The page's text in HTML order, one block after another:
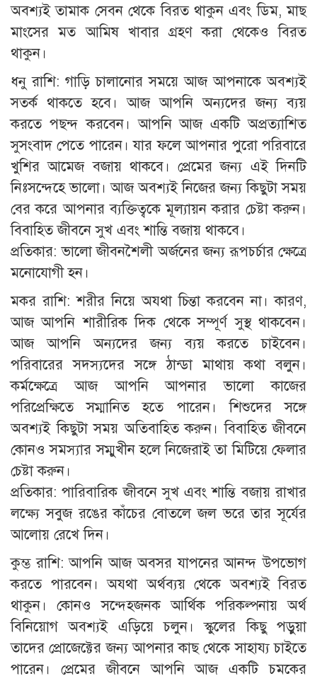
অবশ্যই তামাক সেবন থেকে বিরত থাকুন এবং ডিম, মাছ
মাংসের মত আমিষ খাবার গ্রহণ করা থেকেও বিরত
থাকুন।
ধনু রাশি: গাড়ি চালানোর সময়ে আজ আপনাকে অবশ্যই
সতর্ক থাকতে হবে। আজ আপনি অন্যদের জন্য ব্যয়
করতে পছন্দ করবেন। আপনি আজ একটি অপ্রত্যাশিত
সুসংবাদ পেতে পারেন। যার ফলে আপনার পুরো পরিবারে
খুশির আমেজ বজায় থাকবে। প্রেমের জন্য এই দিনটি
নিঃসন্দেহে ভালো। আজ অবশ্যই নিজের জন্য কিছুটা সময়
বের করে আপনার ব্যক্তিত্বকে মূল্যায়ন করার চেষ্টা করুন।
বিবাহিত জীবনে সুখ এবং শান্তি বজায় থাকবে।
প্রতিকার: ভালো জীবনশৈলী অর্জনের জন্য রূপচর্চার ক্ষেত্রে
মনোযোগী হন।
মকর রাশি: শরীর নিয়ে অযথা চিন্তা করবেন না। কারণ,
আজ আপনি শারীরিক দিক থেকে সম্পূর্ণ সুস্থ থাকবেন।
আজ আপনি অন্যদের জন্য ব্যয় করতে চাইবেন।
পরিবারের সদস্যদের সঙ্গে ঠান্ডা মাথায় কথা বলুন।
কর্মক্ষেত্রে আজ আপনি আপনার ভালো কাজের
পরিপ্রেক্ষিতে সম্মানিত হতে পারেন। শিশুদের সঙ্গে
অবশ্যই কিছুটা সময় অতিবাহিত করুন। বিবাহিত জীবনে
কোনও সমস্যার সম্মুখীন হলে নিজেরাই তা মিটিয়ে ফেলার
চেষ্টা করুন।
প্রতিকার: পারিবারিক জীবনে সুখ এবং শান্তি বজায় রাখার
লক্ষ্যে সবুজ রঙের কাঁচের বোতলে জল ভরে তার সূর্যের
আলোয় রেখে দিন।
কুম্ভ রাশি: আপনি আজ অবসর যাপনের আনন্দ উপভোগ
করতে পারবেন। অযথা অর্থব্যয় থেকে অবশ্যই বিরত
থাকুন। কোনও সন্দেহজনক আর্থিক পরিকল্পনায় অর্থ
বিনিয়োগ অবশ্যই এড়িয়ে চলুন। স্কুলের কিছু পড়ুয়া
তাদের প্রোজেক্টের জন্য আপনার কাছ থেকে সাহায্য চাইতে
পারেন। প্রেমের জীবনে আপনি আজ একটি চমকের